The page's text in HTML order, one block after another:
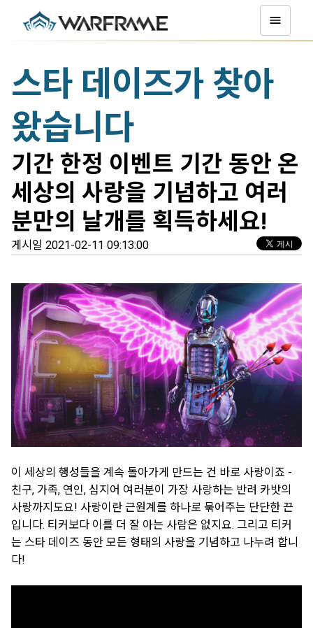
스타 데이즈가 찾아
왔습니다
기간 한정 이벤트 기간 동안 온
세상의 사랑을 기념하고 여러
분만의 날개를 획득하세요!
게시일 2021-02-11 09:13:00
이 세상의 행성들을 계속 돌아가게 만드는 건 바로 사랑이죠 -
친구, 가족, 연인, 심지어 여러분이 가장 사랑하는 반려 카밧의
사랑까지도요! 사랑이란 근원계를 하나로 묶어주는 단단한 끈
입니다. 티커보다 이를 더 잘 아는 사람은 없지요. 그리고 티커
는 스타 데이즈 동안 모든 형태의 사랑을 기념하고 나누려 합니
다!